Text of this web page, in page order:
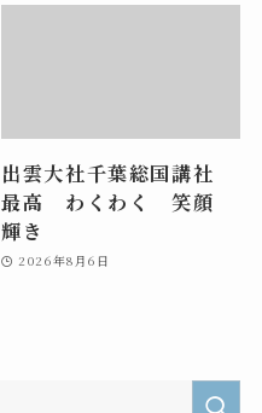
出雲大社千葉総国講社
最高 わくわく 笑顔
輝き
2026年8月6日